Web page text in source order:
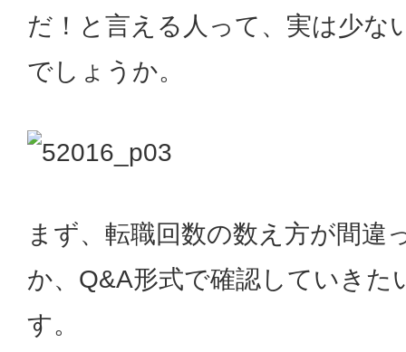
だ！と言える人って、実は少な
でしょうか。
まず、転職回数の数え方が間違
か、Q&A形式で確認していきた
す。